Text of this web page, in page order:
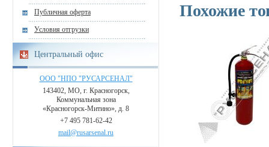
Публичная оферта
Условия отгрузки
Центральный офис
ООО "НПО "РУСАРСЕНАЛ"
143402, МО, г. Красногорск,
Коммунальная зона
«Красногорск-Митино», д. 8
+7 495 781-62-42
mail@rusarsenal.ru
Похожие